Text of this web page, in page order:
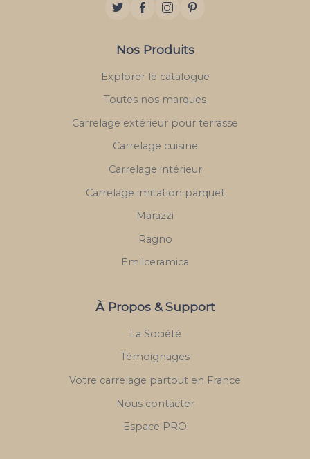
Nos Produits
Explorer le catalogue
Toutes nos marques
Carrelage extérieur pour terrasse
Carrelage cuisine
Carrelage intérieur
Carrelage imitation parquet
Marazzi
Ragno
Emilceramica
À Propos & Support
La Société
Témoignages
Votre carrelage partout en France
Nous contacter
Espace PRO